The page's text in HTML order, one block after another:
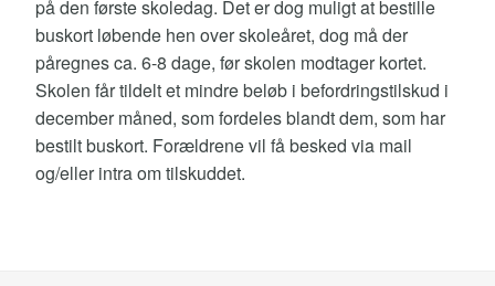
på den første skoledag. Det er dog muligt at bestille
buskort løbende hen over skoleåret, dog må der
påregnes ca. 6-8 dage, før skolen modtager kortet.
Skolen får tildelt et mindre beløb i befordringstilskud i
december måned, som fordeles blandt dem, som har
bestilt buskort. Forældrene vil få besked via mail
og/eller intra om tilskuddet.